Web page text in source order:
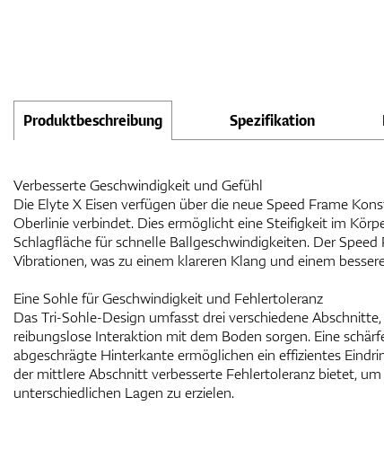
Produktbeschreibung Spezifikation
Verbesserte Geschwindigkeit und Gefühl
Die Elyte X Eisen verfügen über die neue Speed Frame
Oberlinie verbindet. Dies ermöglicht eine Steifigkeit im
Schlagfläche für schnelle Ballgeschwindigkeiten. Der
Vibrationen, was zu einem klareren Klang und einem
Eine Sohle für Geschwindigkeit und Fehlertoleranz
Das Tri-Sohle-Design umfasst drei verschiedene
reibungslose Interaktion mit dem Boden sorgen. Eine
abgeschrägte Hinterkante ermöglichen ein effizientes
der mittlere Abschnitt verbesserte Fehlertoleranz bietet,
unterschiedlichen Lagen zu erzielen.